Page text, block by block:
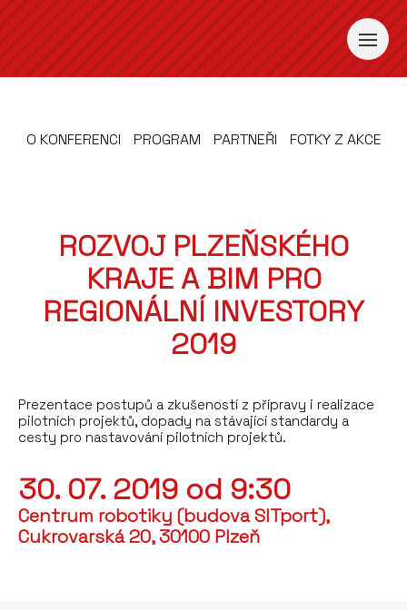
O KONFERENCI PROGRAM PARTNEŘI FOTKY Z AKCE
ROZVOJ PLZEŇSKÉHO
KRAJE A BIM PRO
REGIONÁLNÍ INVESTORY
2019
Prezentace postupů a zkušeností z přípravy i realizace
pilotních projektů, dopady na stávající standardy a
cesty pro nastavování pilotních projektů.
30. 07. 2019 od 9:30
Centrum robotiky (budova SITport),
Cukrovarská 20, 30100 Plzeň